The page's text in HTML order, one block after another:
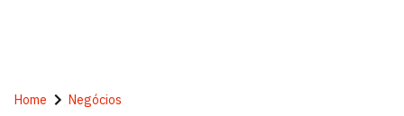
Home Negócios